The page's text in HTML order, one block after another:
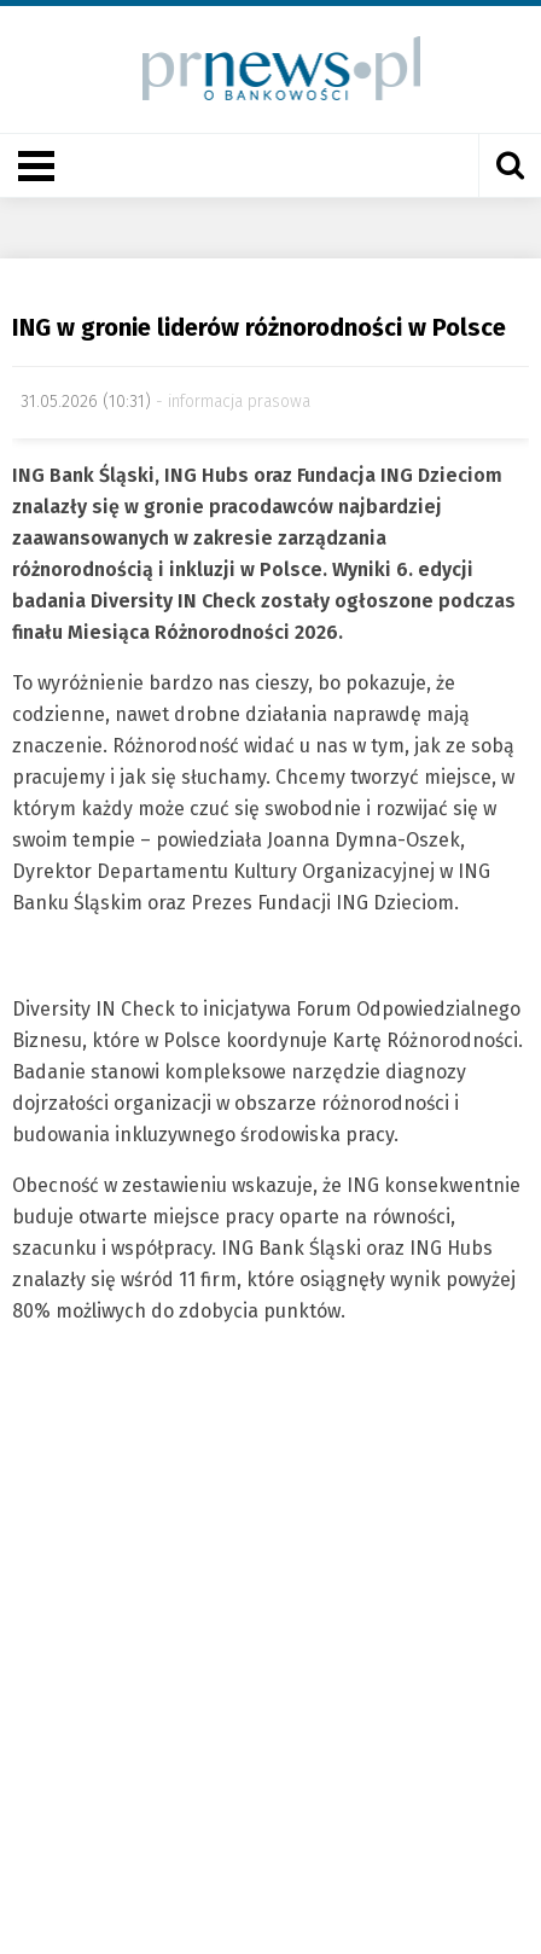
ING w gronie liderów różnorodności w Polsce
31.05.2026 (10:31) informacja prasowa
ING Bank Śląski, ING Hubs oraz Fundacja ING Dzieciom
znalazły się w gronie pracodawców najbardziej
zaawansowanych w zakresie zarządzania
różnorodnością i inkluzji w Polsce. Wyniki 6. edycji
badania Diversity IN Check zostały ogłoszone podczas
finału Miesiąca Różnorodności 2026.
To wyróżnienie bardzo nas cieszy, bo pokazuje, że
codzienne, nawet drobne działania naprawdę mają
znaczenie. Różnorodność widać u nas w tym, jak ze sobą
pracujemy i jak się słuchamy. Chcemy tworzyć miejsce, w
którym każdy może czuć się swobodnie i rozwijać się w
swoim tempie – powiedziała Joanna Dymna-Oszek,
Dyrektor Departamentu Kultury Organizacyjnej w ING
Banku Śląskim oraz Prezes Fundacji ING Dzieciom.
Diversity IN Check to inicjatywa Forum Odpowiedzialnego
Biznesu, które w Polsce koordynuje Kartę Różnorodności.
Badanie stanowi kompleksowe narzędzie diagnozy
dojrzałości organizacji w obszarze różnorodności i
budowania inkluzywnego środowiska pracy.
Obecność w zestawieniu wskazuje, że ING konsekwentnie
buduje otwarte miejsce pracy oparte na równości,
szacunku i współpracy. ING Bank Śląski oraz ING Hubs
znalazły się wśród 11 firm, które osiągnęły wynik powyżej
80% możliwych do zdobycia punktów.